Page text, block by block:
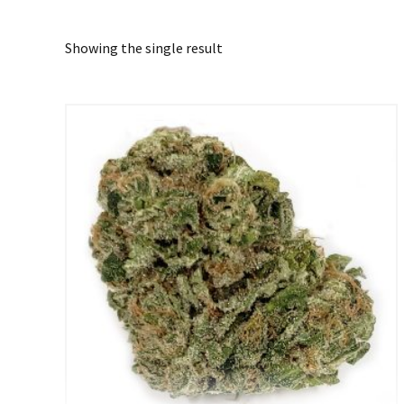
Showing the single result